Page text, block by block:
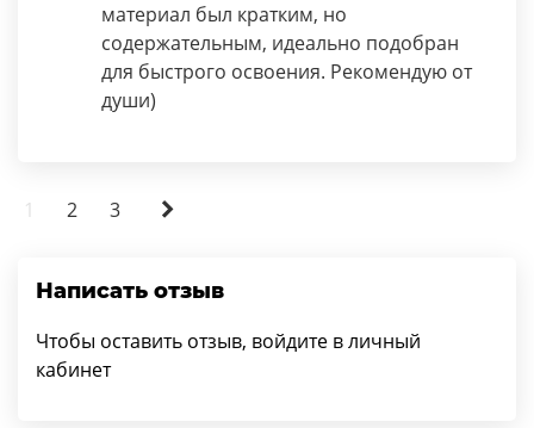
материал был кратким, но
содержательным, идеально подобран
для быстрого освоения. Рекомендую от
души)
1 2 3
Написать отзыв
Чтобы оставить отзыв, войдите в личный
кабинет